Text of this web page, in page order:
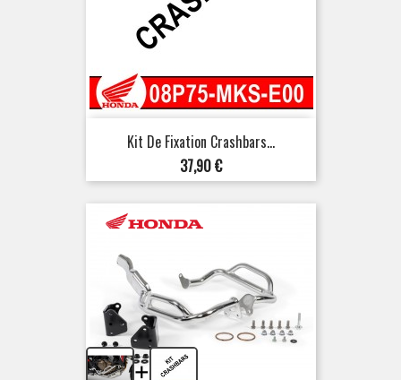
Kit De Fixation Crashbars...
Prix
37,90 €
+